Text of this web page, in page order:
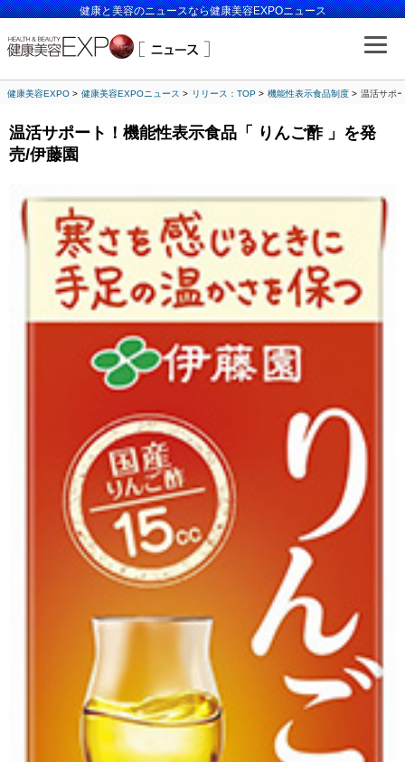
健康と美容のニュースなら健康美容EXPOニュース
健康美容EXPO 健康美容EXPOニュース リリース：TOP 機能性表示食品制度 温活サポ
温活サポート！機能性表示食品「 りんご酢 」を発
売/伊藤園